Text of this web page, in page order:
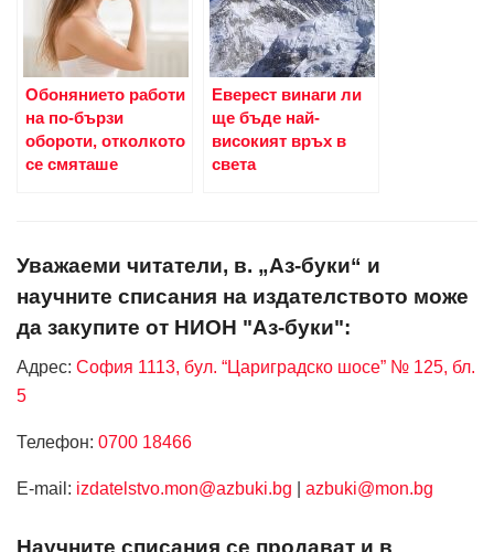
Обонянието работи
на по-бързи
обороти, отколкото
се смяташе
Еверест винаги ли
ще бъде най-
високият връх в
света
Уважаеми читатели, в. „Аз-буки“ и
научните списания на издателството може
да закупите от НИОН "Аз-буки":
Адрес: София 1113, бул. “Цариградско шосе” № 125, бл.
5
Телефон: 0700 18466
Е-mail: izdatelstvo.mon@azbuki.bg azbuki@mon.bg
Научните списания се продават и в